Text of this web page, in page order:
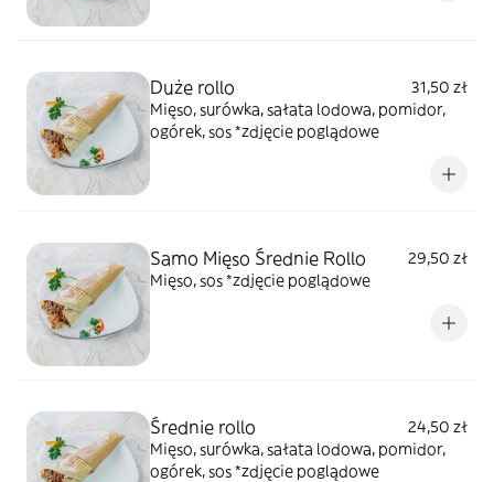
Duże rollo
31,50 zł
Mięso, surówka, sałata lodowa, pomidor,
ogórek, sos *zdjęcie poglądowe
Samo Mięso Średnie Rollo
29,50 zł
Mięso, sos *zdjęcie poglądowe
Średnie rollo
24,50 zł
Mięso, surówka, sałata lodowa, pomidor,
ogórek, sos *zdjęcie poglądowe